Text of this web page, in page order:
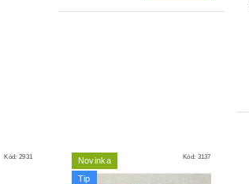
Kód:2931
Novinka
Tip
Kód: 3137